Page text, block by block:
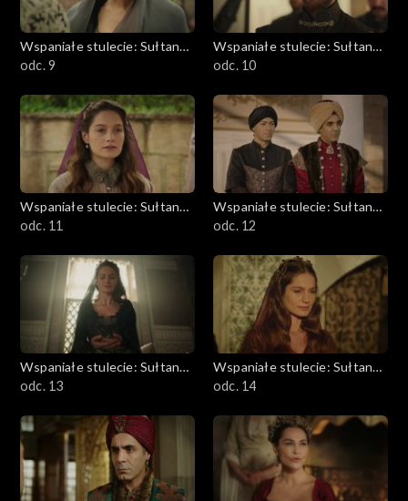
Wspaniałe stulecie: Sułtanka
Kösem
odc. 9
Wspaniałe stulecie: Sułtanka
Kösem
odc. 10
Wspaniałe stulecie: Sułtanka
Kösem
odc. 11
Wspaniałe stulecie: Sułtanka
Kösem
odc. 12
Wspaniałe stulecie: Sułtanka
Kösem
odc. 13
Wspaniałe stulecie: Sułtanka
Kösem
odc. 14